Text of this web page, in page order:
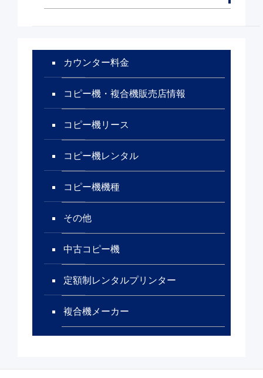
カウンター料金
コピー機・複合機販売店情報
コピー機リース
コピー機レンタル
コピー機機種
その他
中古コピー機
定額制レンタルプリンター
複合機メーカー